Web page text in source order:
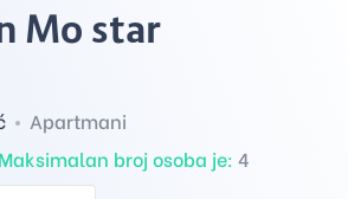
Mo star
Apartmani
Maksimalan broj osoba je: 4